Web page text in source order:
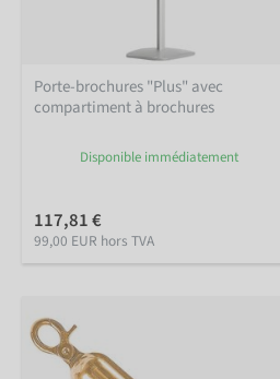
Porte-brochures "Plus" avec
compartiment à brochures
Disponible immédiatement
117,81 €
99,00 EUR hors TVA